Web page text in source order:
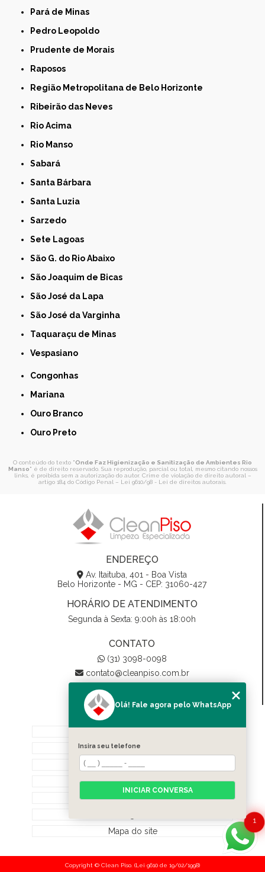
Pará de Minas
Pedro Leopoldo
Prudente de Morais
Raposos
Região Metropolitana de Belo Horizonte
Ribeirão das Neves
Rio Acima
Rio Manso
Sabará
Santa Bárbara
Santa Luzia
Sarzedo
Sete Lagoas
São G. do Rio Abaixo
São Joaquim de Bicas
São José da Lapa
São José da Varginha
Taquaraçu de Minas
Vespasiano
Congonhas
Mariana
Ouro Branco
Ouro Preto
O conteúdo do texto "Onde Faz Higienização e Sanitização de Ambientes Rio
Manso" é de direito reservado. Sua reprodução, parcial ou total, mesmo citando nossos
links, é proibida sem a autorização do autor. Crime de violação de direito autoral –
artigo 184 do Código Penal – Lei 9610/98 - Lei de direitos autorais
ENDEREÇO
Av. Itaituba, 401 - Boa Vista
Belo Horizonte - MG - CEP: 31060-427
HORÁRIO DE ATENDIMENTO
Segunda à Sexta: 9:00h às 18:00h
CONTATO
(31) 3098-0098
contato@cleanpiso.com.br
Quem Somos
Biodegradáveis
Serviços
Contato
Mapa do site
Copyright © Clean Piso. (Lei 9610 de 19/02/1998)
1
Olá! Fale agora pelo WhatsApp
Insira seu telefone
INICIAR CONVERSA